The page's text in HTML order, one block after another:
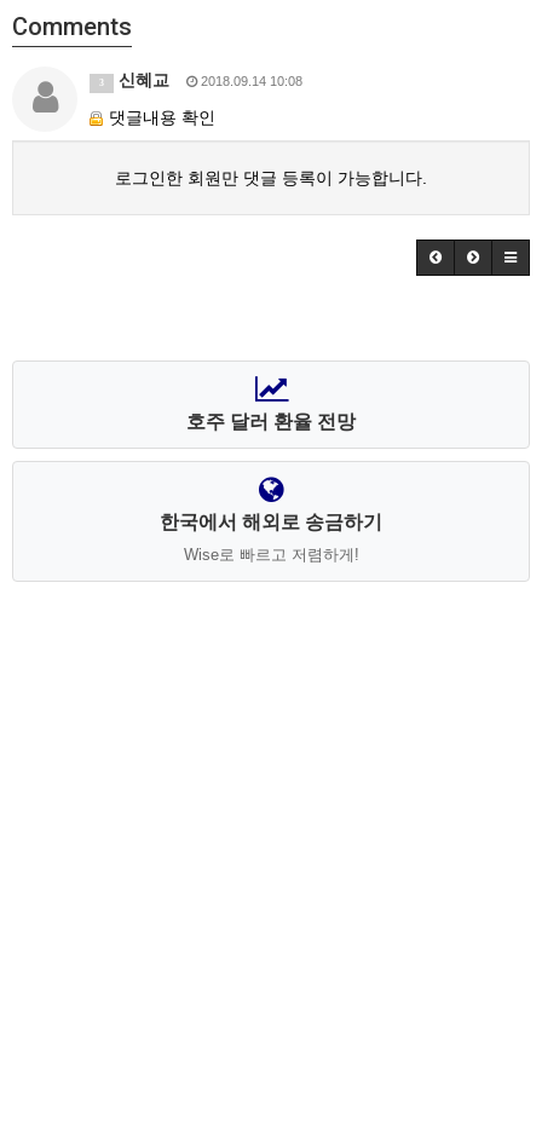
Comments
3 신혜교 2018.09.14 10:08
댓글내용 확인
로그인한 회원만 댓글 등록이 가능합니다.
호주 달러 환율 전망
한국에서 해외로 송금하기
Wise로 빠르고 저렴하게!